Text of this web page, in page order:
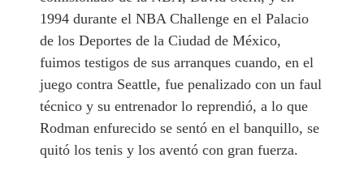
1994 durante el NBA Challenge en el Palacio
de los Deportes de la Ciudad de México,
fuimos testigos de sus arranques cuando, en el
juego contra Seattle, fue penalizado con un faul
técnico y su entrenador lo reprendió, a lo que
Rodman enfurecido se sentó en el banquillo, se
quitó los tenis y los aventó con gran fuerza.